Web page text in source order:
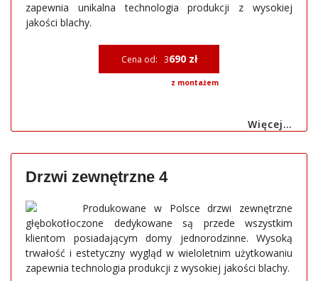
zapewnia unikalna technologia produkcji z wysokiej
jakości blachy.
Cena od: 3690 zł
z montażem
Więcej…
Drzwi zewnętrzne 4
Produkowane w Polsce drzwi zewnętrzne
głębokotłoczone dedykowane są przede wszystkim
klientom posiadającym domy jednorodzinne. Wysoką
trwałość i estetyczny wygląd w wieloletnim użytkowaniu
zapewnia technologia produkcji z wysokiej jakości blachy.